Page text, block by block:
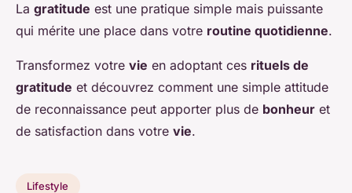
La gratitude est une pratique simple mais puissante
qui mérite une place dans votre routine quotidienne.
Transformez votre vie en adoptant ces rituels de
gratitude et découvrez comment une simple attitude
de reconnaissance peut apporter plus de bonheur et
de satisfaction dans votre vie.
Lifestyle